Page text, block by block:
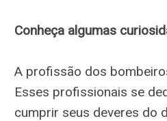
Conheça algumas
A profissão dos
Esses profissionais se
cumprir seus deveres do